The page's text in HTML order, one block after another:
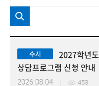
수시
2027학년도 입학
상담프로그램 신청 안내
2026.08.04 453